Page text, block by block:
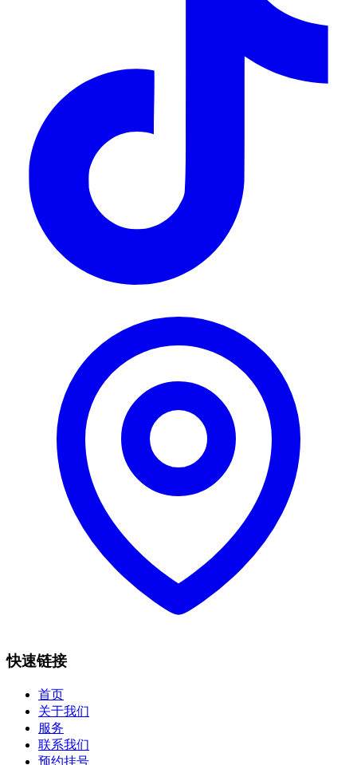
快速链接
首页
关于我们
服务
联系我们
预约挂号